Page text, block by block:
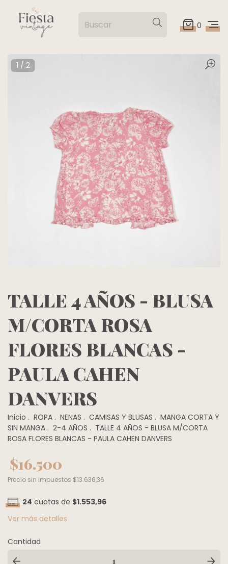
0
TALLE 4 AÑOS - BLUSA
M/CORTA ROSA
FLORES BLANCAS -
PAULA CAHEN
DANVERS
Inicio . ROPA . NENAS . CAMISAS Y BLUSAS . MANGA CORTA Y
SIN MANGA . 2-4 AÑOS . TALLE 4 AÑOS - BLUSA M/CORTA
ROSA FLORES BLANCAS - PAULA CAHEN DANVERS
$16.500
Precio sin impuestos $13.636,36
24 cuotas de $1.553,96
Ver más detalles
Cantidad
1 / 2